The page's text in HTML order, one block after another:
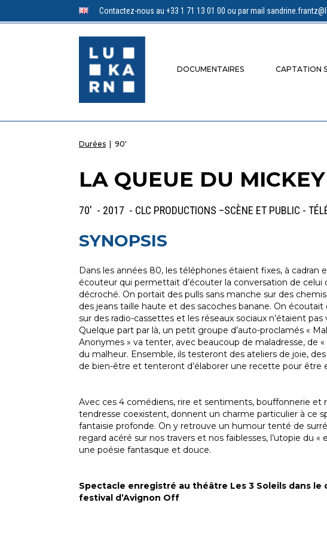
Contactez-nous au +33 1 71 13 01 00 ou par mail
DOCUMENTAIRES CAPTATION
Durées | 90'
LA QUEUE DU MICKEY
70' - 2017 - CLC PRODUCTIONS –SCÈNE ET PUBLIC -
SYNOPSIS
Dans les années 80, les téléphones étaient fixes, à cadran
écouteur qui permettait d’écouter la conversation de celui
décroché. On portait des pulls sans manche sur des
des jeans taille haute et des sacoches banane. On écoutait
sur des radio-cassettes et les réseaux sociaux n’étaient pas
Quelque part par là, un petit groupe d’auto-proclamés «
Anonymes » va tenter, avec beaucoup de maladresse, de «
du malheur. Ensemble, ils testeront des ateliers de joie,
de bien-être et tenteront d’élaborer une recette pour être
Avec ces 4 comédiens, rire et sentiments, bouffonnerie et
tendresse coexistent, donnent un charme particulier à ce
fantaisie profonde. On y retrouve un humour tenté de
regard acéré sur nos travers et nos faiblesses, l’utopie du «
une poésie fantasque et douce.
Spectacle enregistré au théâtre Les 3 Soleils dans le
festival d’Avignon Off